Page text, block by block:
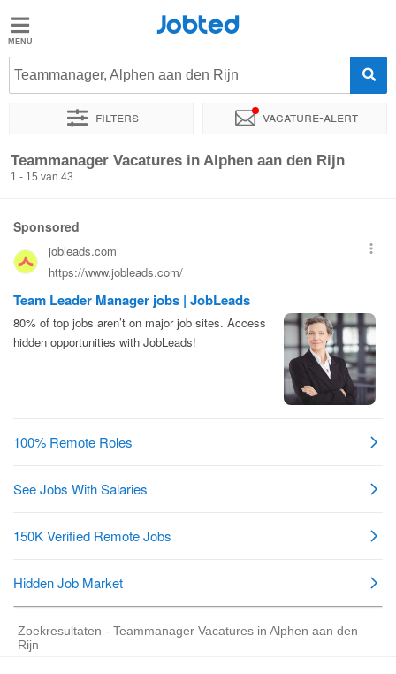
Jobted
Vacatures
Salarissen
Jobted
Teammanager, Alphen aan den Rijn
Filters Vacature-alert
Sorteer op Exacte locatie Bedrijf Soort dienstverband
Teammanager Vacatures in Alphen aan den Rijn
1 - 15 van 43
Zoekresultaten - Teammanager Vacatures in Alphen aan den
Rijn